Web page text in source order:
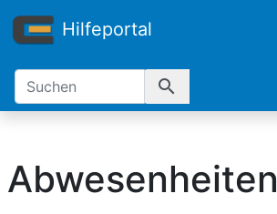
Hilfeportal
search
Abwesenheiten